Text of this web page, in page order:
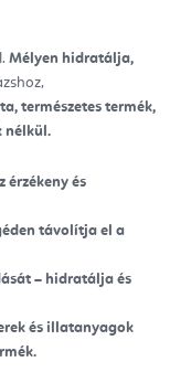
Mélyen hidratálja,
természetes termék,
nélkül.
érzékeny és
távolítja el a
– hidratálja és
és illatanyagok